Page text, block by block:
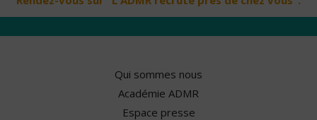
Qui sommes nous
Académie ADMR
Espace presse